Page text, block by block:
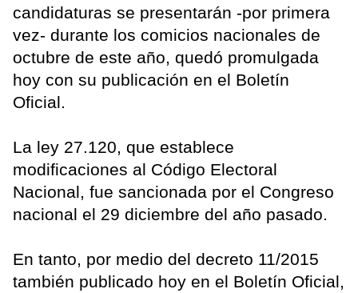
candidaturas se presentarán -por primera
vez- durante los comicios nacionales de
octubre de este año, quedó promulgada
hoy con su publicación en el Boletín
Oficial.
La ley 27.120, que establece
modificaciones al Código Electoral
Nacional, fue sancionada por el Congreso
nacional el 29 diciembre del año pasado.
En tanto, por medio del decreto 11/2015
también publicado hoy en el Boletín Oficial,